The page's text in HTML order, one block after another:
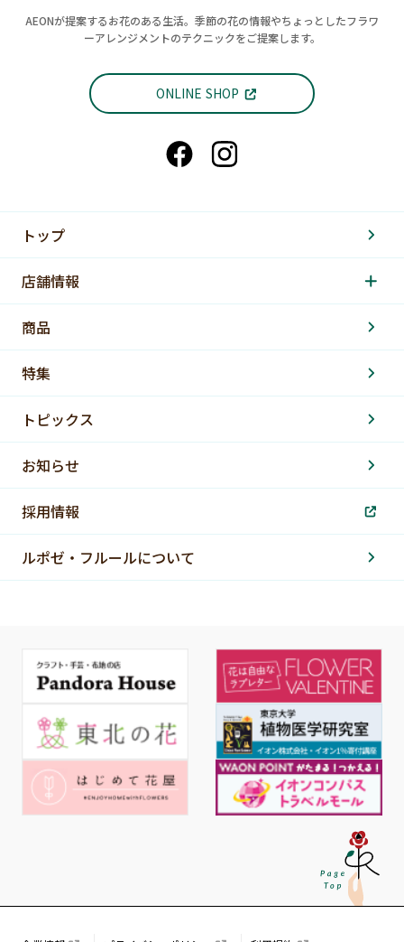
AEONが提案するお花のある生活。季節の花の情報やちょっとしたフラワ
ーアレンジメントのテクニックをご提案します。
ONLINE SHOP
トップ
店舗情報
商品
特集
トピックス
お知らせ
採用情報
ルポゼ・フルールについて